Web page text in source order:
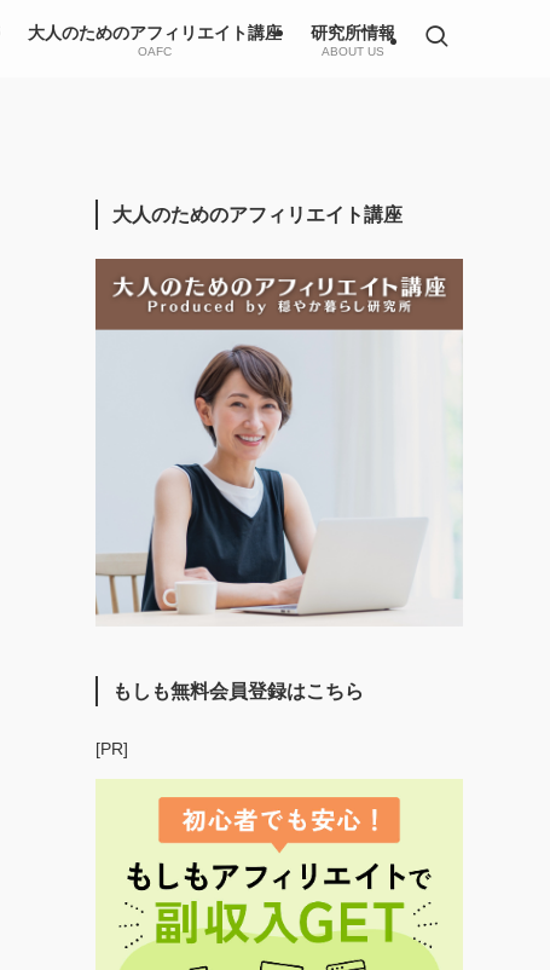
大人のためのアフィリエイト講座
OAFC
研究所情報
ABOUT US
大人のためのアフィリエイト講座
もしも無料会員登録はこちら
[PR]